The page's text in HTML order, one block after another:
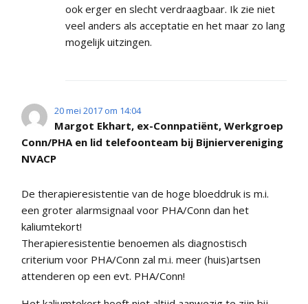
ook erger en slecht verdraagbaar. Ik zie niet
veel anders als acceptatie en het maar zo lang
mogelijk uitzingen.
20 mei 2017 om 14:04
Margot Ekhart, ex-Connpatiënt, Werkgroep
Conn/PHA en lid telefoonteam bij Bijniervereniging
NVACP
De therapieresistentie van de hoge bloeddruk is m.i.
een groter alarmsignaal voor PHA/Conn dan het
kaliumtekort!
Therapieresistentie benoemen als diagnostisch
criterium voor PHA/Conn zal m.i. meer (huis)artsen
attenderen op een evt. PHA/Conn!